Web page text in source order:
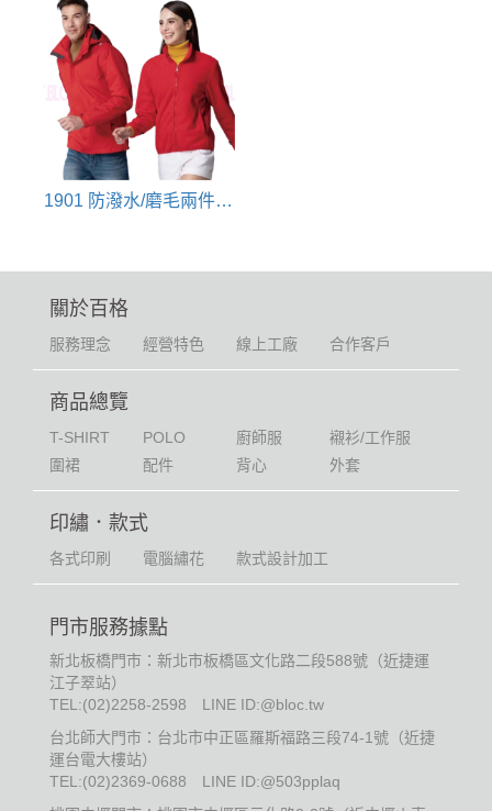
1901 防潑水/磨毛兩件式大衣(紅)
關於百格
服務理念 經營特色 線上工廠 合作客戶
商品總覽
T-SHIRT POLO 廚師服
襯衫/工作服
圍裙
配件 背心 外套
印繡．款式
各式印刷 電腦繡花 款式設計加工
門市服務據點
新北板橋門市：新北市板橋區文化路二段588號（近捷運
江子翠站）
TEL:(02)2258-2598
LINE ID:@bloc.tw
台北師大門市：台北市中正區羅斯福路三段74-1號（近捷
運台電大樓站）
TEL:(02)2369-0688
LINE ID:@503pplaq